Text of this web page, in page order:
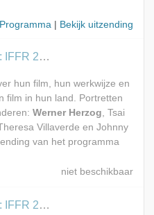
Programma
Bekijk uitzending
2007
hun film, hun werkwijze en
film in hun land. Portretten
Werner Herzog, Tsai
Villaverde en Johnny
van het programma
2007